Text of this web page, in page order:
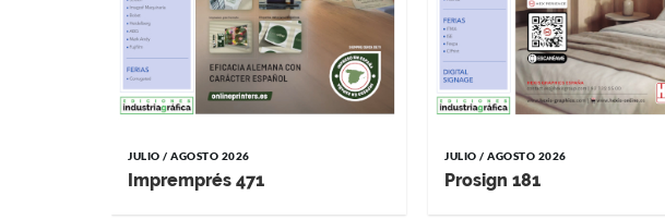
JULIO / AGOSTO 2026
Impremprés 471
JULIO / AGOSTO 2026
Prosign 181